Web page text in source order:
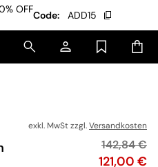
OFFCode: ADD15
exkl. MwSt zzgl.Versandkosten
Preis
121,00 €
142,84 €